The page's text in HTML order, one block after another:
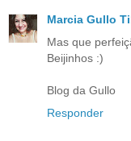
Marcia Gullo
Mas que
Beijinhos :)
Blog da Gullo
Responder